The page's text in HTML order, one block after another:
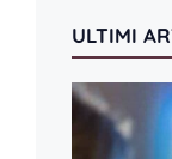
ULTIMI